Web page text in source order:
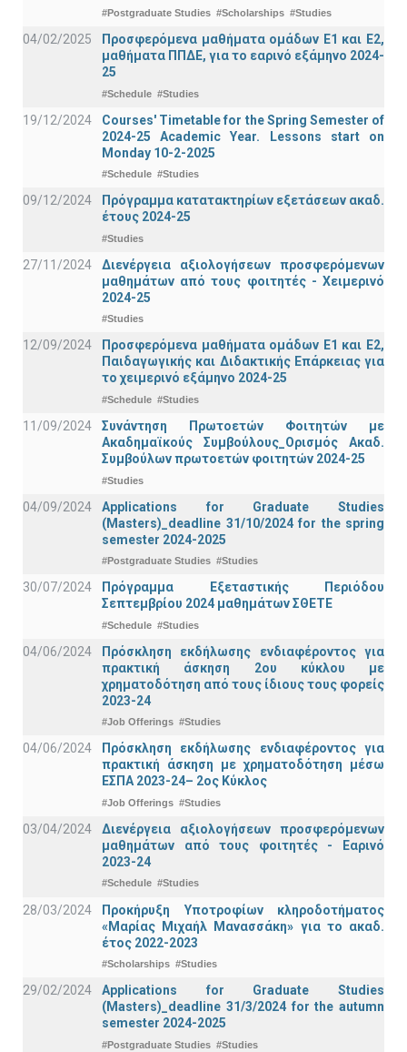
#Postgraduate Studies #Scholarships #Studies
04/02/2025
Προσφερόμενα μαθήματα ομάδων Ε1 και Ε2,
μαθήματα ΠΠΔΕ, για το εαρινό εξάμηνο 2024-
25
#Schedule #Studies
19/12/2024
Courses' Timetable for the Spring Semester of
2024-25 Academic Year. Lessons start on
Monday 10-2-2025
#Schedule #Studies
09/12/2024
Πρόγραμμα κατατακτηρίων εξετάσεων ακαδ.
έτους 2024-25
#Studies
27/11/2024
Διενέργεια αξιολογήσεων προσφερόμενων
μαθημάτων από τους φοιτητές - Χειμερινό
2024-25
#Studies
12/09/2024
Προσφερόμενα μαθήματα ομάδων Ε1 και Ε2,
Παιδαγωγικής και Διδακτικής Επάρκειας για
το χειμερινό εξάμηνο 2024-25
#Schedule #Studies
11/09/2024
Συνάντηση Πρωτοετών Φοιτητών με
Ακαδημαϊκούς Συμβούλους_Ορισμός Ακαδ.
Συμβούλων πρωτοετών φοιτητών 2024-25
#Studies
04/09/2024
Applications for Graduate Studies
(Masters)_deadline 31/10/2024 for the spring
semester 2024-2025
#Postgraduate Studies #Studies
30/07/2024
Πρόγραμμα Εξεταστικής Περιόδου
Σεπτεμβρίου 2024 μαθημάτων ΣΘΕΤΕ
#Schedule #Studies
04/06/2024
Πρόσκληση εκδήλωσης ενδιαφέροντος για
πρακτική άσκηση 2ου κύκλου με
χρηματοδότηση από τους ίδιους τους φορείς
2023-24
#Job Offerings #Studies
04/06/2024
Πρόσκληση εκδήλωσης ενδιαφέροντος για
πρακτική άσκηση με χρηματοδότηση μέσω
ΕΣΠΑ 2023-24– 2ος Κύκλος
#Job Offerings #Studies
03/04/2024
Διενέργεια αξιολογήσεων προσφερόμενων
μαθημάτων από τους φοιτητές - Εαρινό
2023-24
#Schedule #Studies
28/03/2024
Προκήρυξη Υποτροφίων κληροδοτήματος
«Μαρίας Μιχαήλ Μανασσάκη» για το ακαδ.
έτος 2022-2023
#Scholarships #Studies
29/02/2024
Applications for Graduate Studies
(Masters)_deadline 31/3/2024 for the autumn
semester 2024-2025
#Postgraduate Studies #Studies